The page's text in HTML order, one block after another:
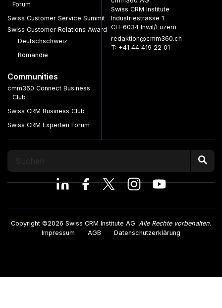
Forum
Swiss Customer Service Summit
Swiss Customer Relations Award
Deutschschweiz
Romandie
Communities
cmm360 Connect Business
Club
Swiss CRM Business Club
Swiss CRM Experten Forum
Swiss CRM Institute
Industriestrasse 1
CH–6034 Inwil/Luzern
redaktion@cmm360.ch
T: +41 44 419 22 01
Copyright ©2026 Swiss CRM Institute AG. Alle Rechte vorbehalten.
Impressum
AGB Datenschutzerklärung